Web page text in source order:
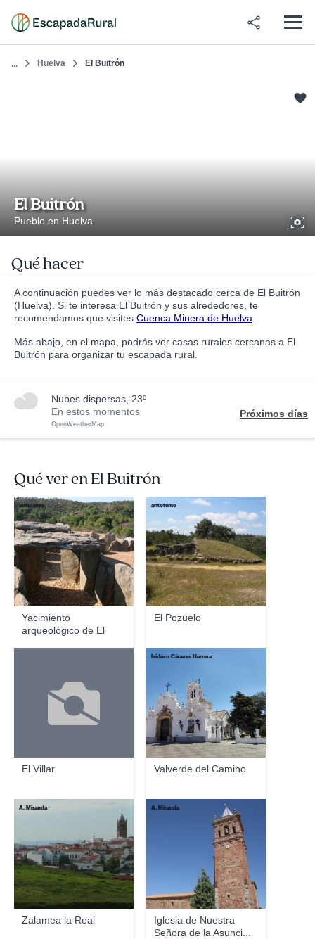
... Huelva El Buitrón
El Buitrón
Pueblo en Huelva
Qué hacer
A continuación puedes ver lo más destacado cerca de El Buitrón
(Huelva). Si te interesa El Buitrón y sus alrededores, te
recomendamos que visites Cuenca Minera de Huelva
Más abajo, en el mapa, podrás ver casas rurales cercanas a El
Buitrón para organizar tu escapada rural.
nubes dispersas, 23º
En estos momentos
OpenWeatherMap
Próximos días
Qué ver en El Buitrón
Yacimiento
arqueológico de El
antotemo
El Pozuelo
antotemo
El Villar Valverde del Camino
Isidoro Cáceres Herrera
Zalamea la Real
A. Miranda
Iglesia de Nuestra
Señora de la Asunci...
A. Miranda